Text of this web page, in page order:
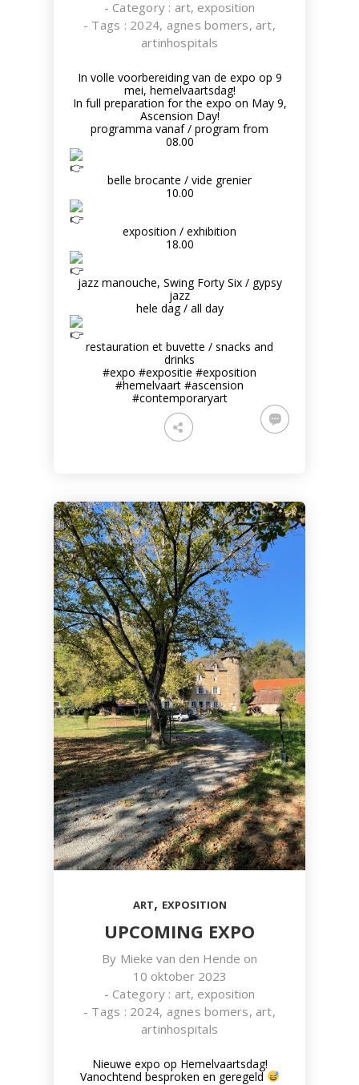
- Category : art, exposition
- Tags : 2024, agnes bomers, art,
artinhospitals
In volle voorbereiding van de expo op 9
mei, hemelvaartsdag!
In full preparation for the expo on May 9,
Ascension Day!
programma vanaf / program from
08.00
belle brocante / vide grenier
10.00
exposition / exhibition
18.00
jazz manouche, Swing Forty Six / gypsy
jazz
hele dag / all day
restauration et buvette / snacks and
drinks
#expo #expositie #exposition
#hemelvaart #ascension
#contemporaryart
ART, EXPOSITION
UPCOMING EXPO
By Mieke van den Hende on
10 oktober 2023
- Category : art, exposition
- Tags : 2024, agnes bomers, art,
artinhospitals
Nieuwe expo op Hemelvaartsdag!
Vanochtend besproken en geregeld